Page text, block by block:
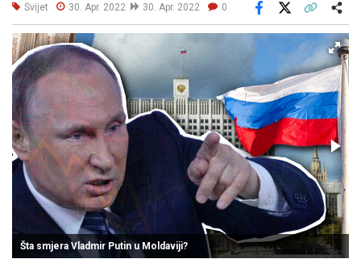
Svijet 30. Apr. 2022 30. Apr. 2022 0
Facebook
Šta smjera Vladmir Putin u Moldaviji?